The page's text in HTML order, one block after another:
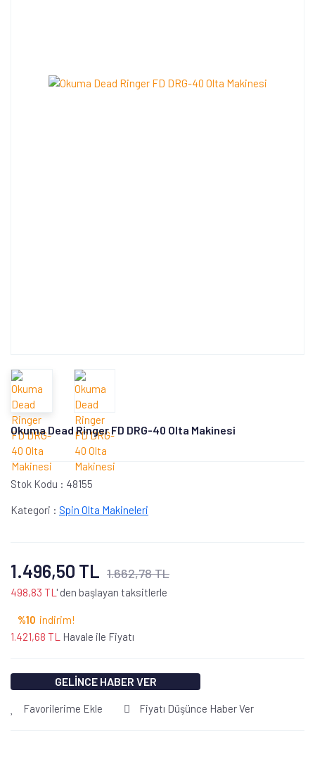
Okuma Dead Ringer FD DRG-40 Olta Makinesi
Stok Kodu : 48155
Kategori : Spin Olta Makineleri
1.496,50 TL 1.662,78 TL
498,83 TL ' den başlayan taksitlerle
%10 indirim!
1.421,68 TL
Havale ile Fiyatı
GELİNCE HABER VER
Favorilerime Ekle Fiyatı Düşünce Haber Ver